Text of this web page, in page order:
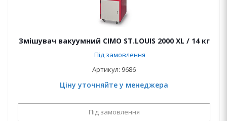
Змішувач вакуумний CIMO ST.LOUIS 2000 XL / 14 кг
Під замовлення
Артикул: 9686
Ціну уточняйте у менеджера
Під замовлення